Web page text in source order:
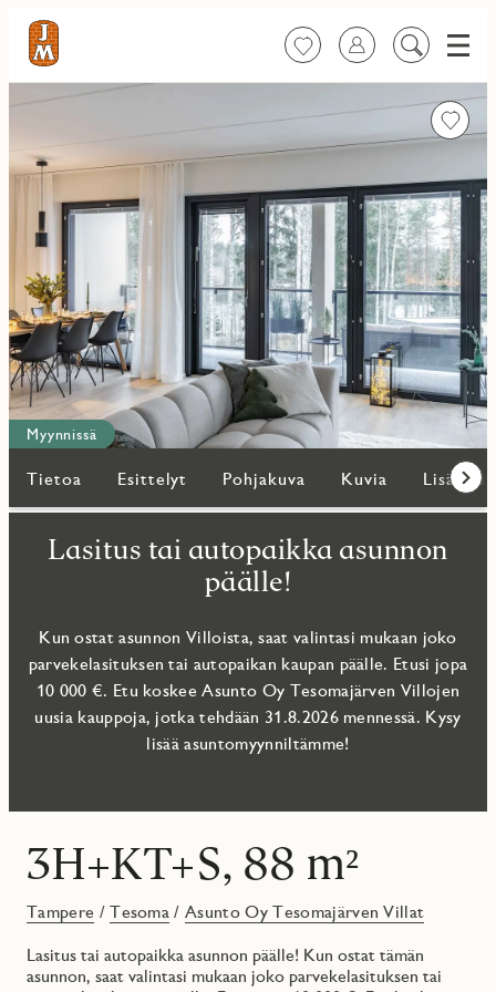
SuosikitKirjaudu sisään
Etsi
Myynnissä
Tietoa Esittelyt Pohjakuva Kuvia Lisää
Lasitus tai autopaikka asunnon
päälle!
Kun ostat asunnon Villoista, saat valintasi mukaan joko
parvekelasituksen tai autopaikan kaupan päälle. Etusi jopa
10 000 €. Etu koskee Asunto Oy Tesomajärven Villojen
uusia kauppoja, jotka tehdään 31.8.2026 mennessä. Kysy
lisää asuntomyynniltämme!
3H+KT+S, 88 m²
Tampere /Tesoma /Asunto Oy Tesomajärven Villat
Lasitus tai autopaikka asunnon päälle! Kun ostat tämän
asunnon, saat valintasi mukaan joko parvekelasituksen tai